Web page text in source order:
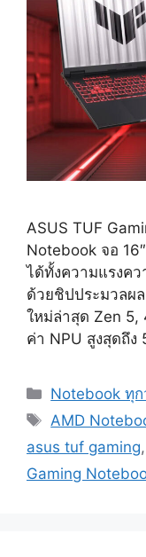
ASUS TUF
Notebook จอ
ได้ทั้งความแรงค
ด้วยชิปประมวลผ
ใหม่ล่าสุด Zen 5,
ค่า NPU สูงสุดถึง
Categories
Notebook ทุ
Tags
AMD
asus tuf gaming,
Gaming